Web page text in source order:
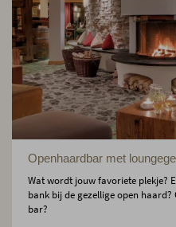
Openhaardbar met
Wat wordt jouw favoriete plekje?
bank bij de gezellige open
bar?